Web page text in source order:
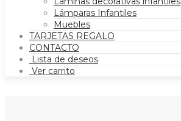
Lámparas Infantiles
Muebles
TARJETAS REGALO
CONTACTO
Lista de deseos
Ver carrito